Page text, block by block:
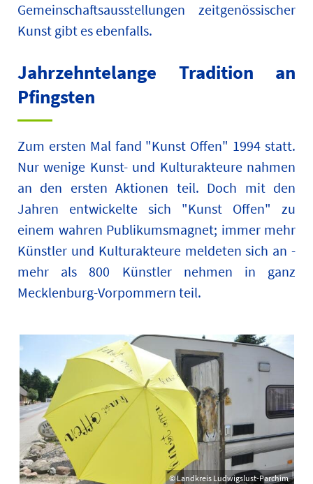
Gemeinschaftsausstellungen zeitgenössischer
Kunst gibt es ebenfalls.
Jahrzehntelange Tradition an
Pfingsten
Zum ersten Mal fand "Kunst Offen" 1994 statt.
Nur wenige Kunst- und Kulturakteure nahmen
an den ersten Aktionen teil. Doch mit den
Jahren entwickelte sich "Kunst Offen" zu
einem wahren Publikumsmagnet; immer mehr
Künstler und Kulturakteure meldeten sich an -
mehr als 800 Künstler nehmen in ganz
Mecklenburg-Vorpommern teil.
© Landkreis Ludwigslust-Parchim